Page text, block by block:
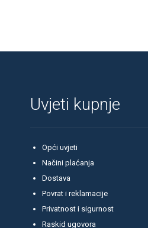
Uvjeti kupnje
Opći uvjeti
Načini plaćanja
Dostava
Povrat i reklamacije
Privatnost i sigurnost
Raskid ugovora